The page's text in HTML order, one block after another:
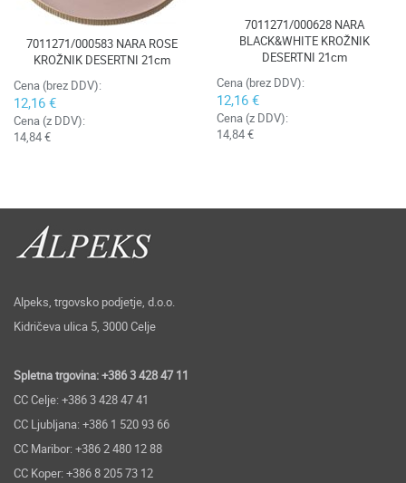
7011271/000583 NARA ROSE
KROŽNIK DESERTNI 21cm
Cena (brez DDV):
12,16 €
Cena (z DDV):
14,84 €
7011271/000628 NARA
BLACK&WHITE KROŽNIK
DESERTNI 21cm
Cena (brez DDV):
12,16 €
Cena (z DDV):
14,84 €
Alpeks, trgovsko podjetje, d.o.o.
Kidričeva ulica 5, 3000 Celje
Spletna trgovina: +386 3 428 47 11
CC Celje: +386 3 428 47 41
CC Ljubljana: +386 1 520 93 66
CC Maribor: +386 2 480 12 88
CC Koper: +386 8 205 73 12